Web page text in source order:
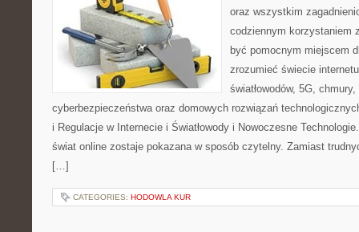
oraz wszystkim
codziennym korzystaniem
być pomocnym miejscem
zrozumieć świecie
światłowodów, 5G,
cyberbezpieczeństwa oraz domowych rozwiązań
i Regulacje w Internecie i Światłowody i Nowoczesne
świat online zostaje pokazana w sposób czytelny. Zamiast
[…]
CATEGORIES: HODOWLA KUR